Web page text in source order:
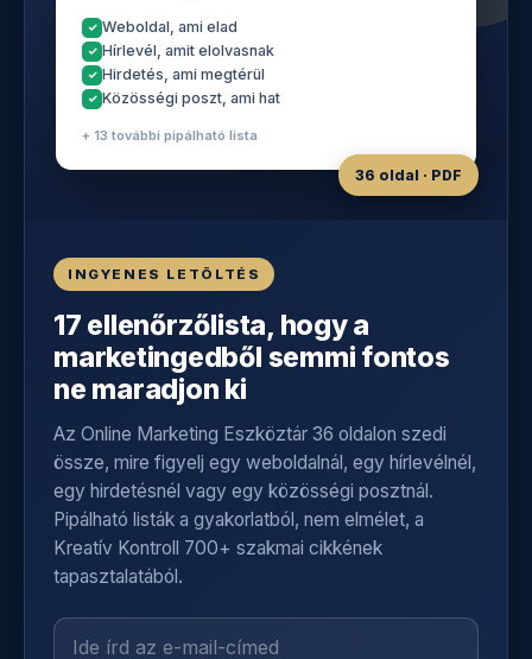
Weboldal, ami elad
Hírlevél, amit elolvasnak
Hirdetés, ami megtérül
Közösségi poszt, ami hat
+ 13 további pipálható lista
36 oldal · PDF
INGYENES LETÖLTÉS
17 ellenőrzőlista, hogy a
marketingedből semmi fontos
ne maradjon ki
Az Online Marketing Eszköztár 36 oldalon szedi
össze, mire figyelj egy weboldalnál, egy hírlevélnél,
egy hirdetésnél vagy egy közösségi posztnál.
Pipálható listák a gyakorlatból, nem elmélet, a
Kreatív Kontroll 700+ szakmai cikkének
tapasztalatából.